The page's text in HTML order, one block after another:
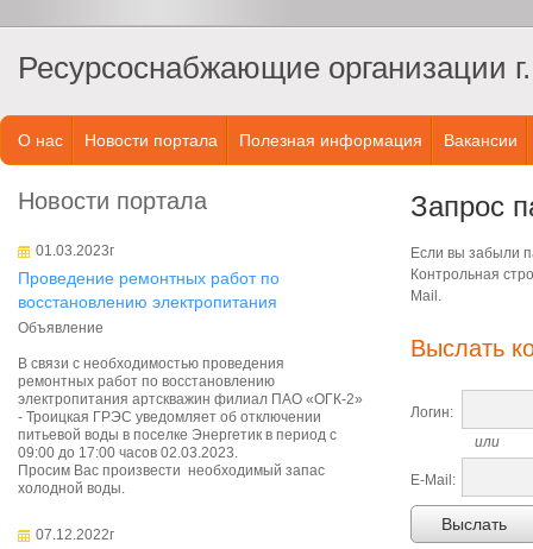
Ресурсоснабжающие организации
О нас Новости портала Полезная информация Вакансии
Новости портала
01.03.2023г
Проведение ремонтных работ по
восстановлению электропитания
Объявление
В связи с необходимостью проведения
ремонтных работ по восстановлению
электропитания артскважин филиал ПАО «ОГК-2»
- Троицкая ГРЭС уведомляет об отключении
питьевой воды в поселке Энергетик в период с
09:00 до 17:00 часов 02.03.2023.
Просим Вас произвести необходимый запас
холодной воды.
07.12.2022г
Запрос
Если вы забыли
Контрольная
Mail.
Выслать
Логин:
или
E-Mail:
Выслать